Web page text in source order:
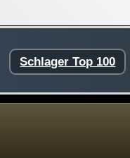
Schlager Top 100